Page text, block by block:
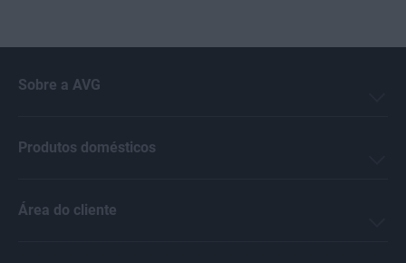
Sobre a AVG
Produtos domésticos
Área do cliente